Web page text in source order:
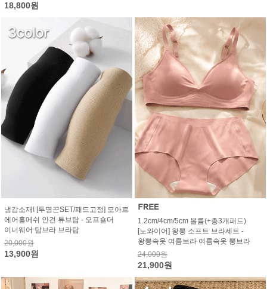
18,800원
냉감소재! [투명끈SET/패드고정] 모아르
에어홀메쉬 인견 튜브탑 - 오프숄더
이너웨어 탑브라 브라탑
20,000원
13,900원
1.2cm/4cm/5cm 볼륨(+총3개패드)
[노와이어] 왕뽕 소프트 브라세트 -
왕뽕속옷 여름브라 여름속옷 뽕브라
24,000원
21,900원